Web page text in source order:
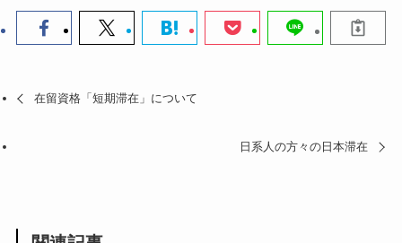
在留資格「短期滞在」について
日系人の方々の日本滞在